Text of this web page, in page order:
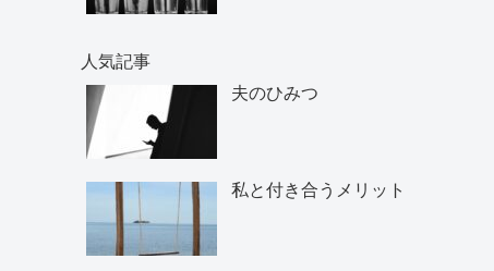
人気記事
夫のひみつ
私と付き合うメリット